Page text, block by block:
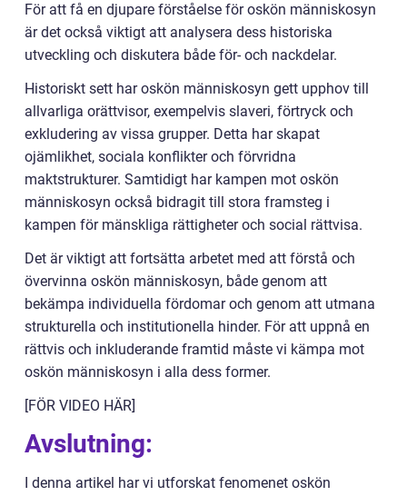
För att få en djupare förståelse för oskön människosyn
är det också viktigt att analysera dess historiska
utveckling och diskutera både för- och nackdelar.
Historiskt sett har oskön människosyn gett upphov till
allvarliga orättvisor, exempelvis slaveri, förtryck och
exkludering av vissa grupper. Detta har skapat
ojämlikhet, sociala konflikter och förvridna
maktstrukturer. Samtidigt har kampen mot oskön
människosyn också bidragit till stora framsteg i
kampen för mänskliga rättigheter och social rättvisa.
Det är viktigt att fortsätta arbetet med att förstå och
övervinna oskön människosyn, både genom att
bekämpa individuella fördomar och genom att utmana
strukturella och institutionella hinder. För att uppnå en
rättvis och inkluderande framtid måste vi kämpa mot
oskön människosyn i alla dess former.
[FÖR VIDEO HÄR]
Avslutning:
I denna artikel har vi utforskat fenomenet oskön